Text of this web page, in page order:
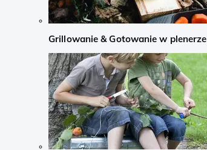
Grillowanie & Gotowanie w plenerze